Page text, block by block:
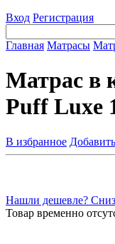
Вход Регистрация
Главная Матрасы
Матрас в
Puff Luxe
В избранное
Нашли дешевле?
Товар временно